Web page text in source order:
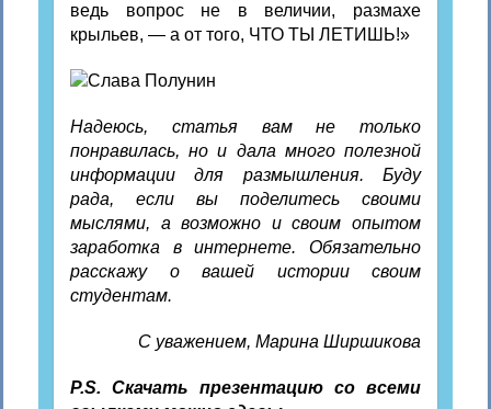
ведь вопрос не в величии, размахе
крыльев, — а от того, ЧТО ТЫ ЛЕТИШЬ!»
Надеюсь, статья вам не только
понравилась, но и дала много полезной
информации для размышления. Буду
рада, если вы поделитесь своими
мыслями, а возможно и своим опытом
заработка в интернете. Обязательно
расскажу о вашей истории своим
студентам.
С уважением, Марина Ширшикова
P.S. Скачать презентацию со всеми